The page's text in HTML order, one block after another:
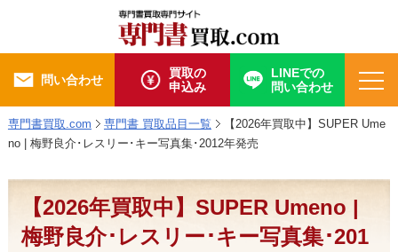
問い合わせ
買取の
申込み
LINEでの
問い合わせ
専門書買取.com 専門書 買取品目一覧
【2026年買取中】SUPER Ume
no | 梅野良介･レスリー･キー写真集･2012年発売
【2026年買取中】SUPER Umeno |
梅野良介･レスリー･キー写真集･201